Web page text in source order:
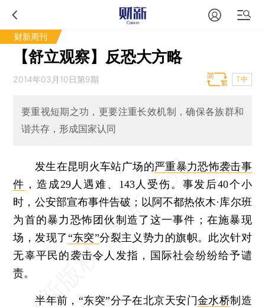
财新周刊
【舒立观察】反恐大方略
2014年03月10日第9期 T中
要重视短期之功，更要注重长效机制，确保各族群和
谐共存，形成国家认同
发生在昆明火车站广场的严重暴力恐怖袭击事
件 ，造成29人遇难、143人受伤。事发后40个小
时，公安部宣布事件告破；以阿不都热依木·库尔班
为首的暴力恐怖团伙制造了这一事件；在施暴现
场，发现了“东突”分裂主义势力的旗帜。此次针对
无辜平民的袭击令人发指，国际社会纷纷给予谴
责。
半年前，“东突”分子在北京天安门金水桥制造